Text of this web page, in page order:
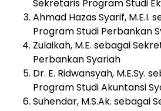
Sekretaris Program Studi
Ahmad Hazas Syarif, M.E.I.
Program Studi Perbankan
Zulaikah, M.E. sebagai
Perbankan Syariah
Dr. E. Ridwansyah, M.E.Sy.
Program Studi Akuntansi
Suhendar, M.S.Ak. sebagai